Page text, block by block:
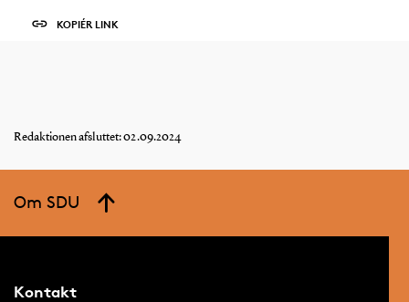
KOPIÉR LINK
Redaktionen afsluttet: 02.09.2024
Om SDU
Kontakt